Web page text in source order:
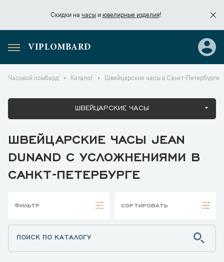
Скидки на часыи ювелирные изделия!
Скидки начасы
VIPLOMBARD
Часовой ломбард Каталог Швейцарские часы в Санкт-Петербурге
ШВЕЙЦАРСКИЕ ЧАСЫ
ШВЕЙЦАРСКИЕ ЧАСЫ JEAN
DUNAND С УСЛОЖНЕНИЯМИ В
САНКТ-ПЕТЕРБУРГЕ
ФИЛЬТР СОРТИРОВАТЬ